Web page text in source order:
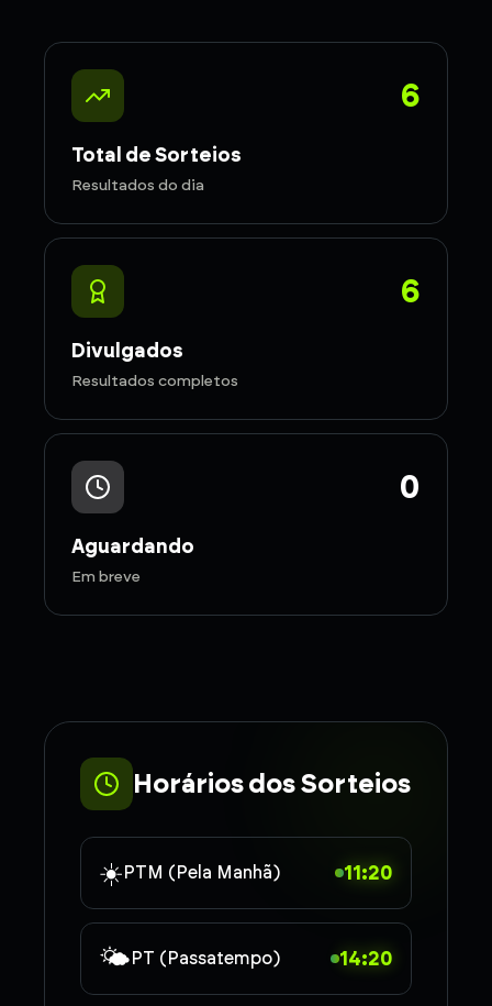
6
Total de Sorteios
Resultados do dia
6
Divulgados
Resultados completos
0
Aguardando
Em breve
Horários dos Sorteios
☀️PTM (Pela Manhã) 11:20
🌤️PT (Passatempo) 14:20